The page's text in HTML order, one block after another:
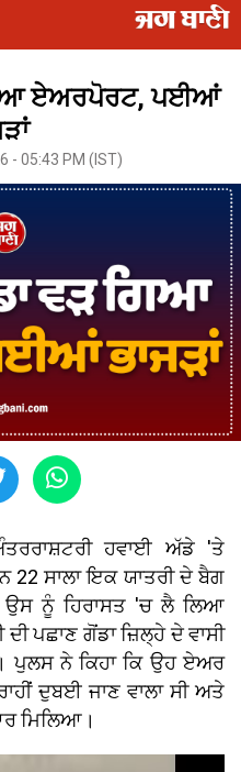
ਏਅਰਪੋਰਟ, ਪਈਆਂ
- 05:43 PM (IST)
ਹਵਾਈ ਅੱਡੇ 'ਤੇ
22 ਸਾਲਾ ਇਕ ਯਾਤਰੀ ਦੇ ਬੈਗ
ਉਸ ਨੂੰ ਹਿਰਾਸਤ 'ਚ ਲੈ ਲਿਆ
ਪਛਾਣ ਗੋਂਡਾ ਜ਼ਿਲ੍ਹੇ ਦੇ ਵਾਸੀ
ਪੁਲਸ ਨੇ ਕਿਹਾ ਕਿ ਉਹ ਏਅਰ
ਦੁਬਈ ਜਾਣ ਵਾਲਾ ਸੀ ਅਤੇ
ਮਿਲਿਆ।